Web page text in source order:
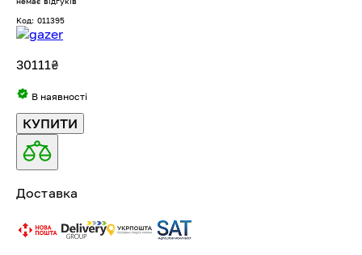
Код: 011395
30111₴
В наявності
КУПИТИ
Доставка